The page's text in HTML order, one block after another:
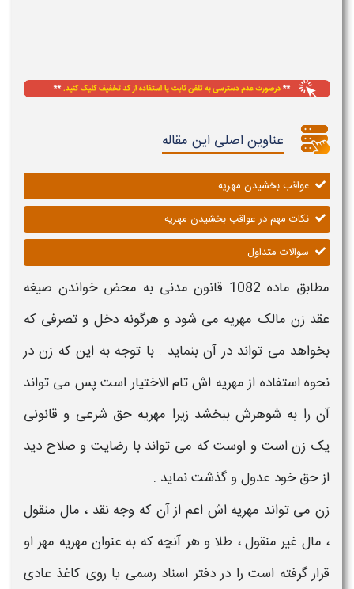
عناوین اصلی این مقاله
عواقب بخشیدن مهریه
نکات مهم در عواقب بخشیدن مهریه
سوالات متداول
مطابق ماده 1082 قانون مدنی به محض خواندن صیغه
عقد زن مالک مهریه می شود و هرگونه دخل و تصرفی که
بخواهد می تواند در آن بنماید . با توجه به این که زن در
نحوه استفاده ازمهریه اش تام الاختیار است پس می تواند
آن را به شوهرشببخشد زیرا مهریه حق شرعی و قانونی
یک زناست و اوست که می تواند با رضایت و صلاح دید
از حق خود عدول و گذشت نماید .
زن می تواند مهریه اش اعم از آن که وجه نقد ، مال منقول
، مال غیر منقول ، طلا و هر آنچه که به عنوان مهریه مهراو
قرار گرفته است را در دفتر اسناد رسمی یا روی کاغذ عادی